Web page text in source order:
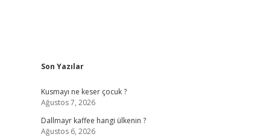
Sidebar
Son Yazılar
Kusmayı ne keser çocuk ?
Ağustos 7, 2026
Dallmayr kaffee hangi ülkenin ?
Ağustos 6, 2026